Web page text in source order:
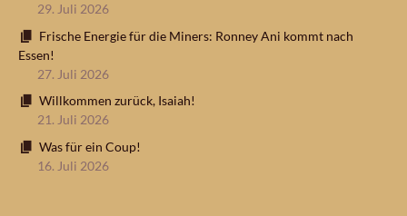
29. Juli 2026
Frische Energie für die Miners: Ronney Ani kommt nach
Essen!
27. Juli 2026
Willkommen zurück, Isaiah!
21. Juli 2026
Was für ein Coup!
16. Juli 2026